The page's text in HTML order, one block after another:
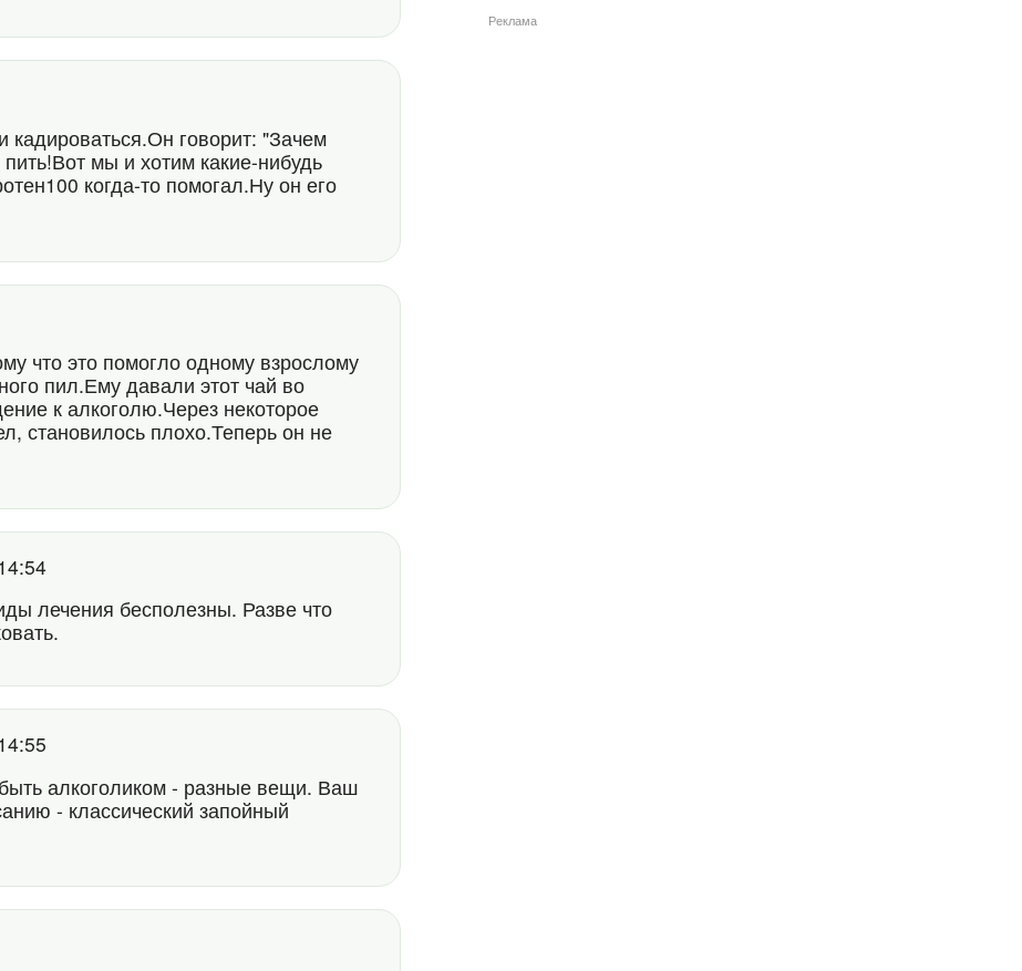
говорит: "Зачем
мы и хотим какие-нибудь
когда-то помогал.Ну он его
что это помогло одному взрослому
пил.Ему давали этот чай во
к алкоголю.Через некоторое
становилось плохо.Теперь он не
лечения бесполезны. Разве что
алкоголиком - разные вещи. Ваш
- классический запойный
Реклама